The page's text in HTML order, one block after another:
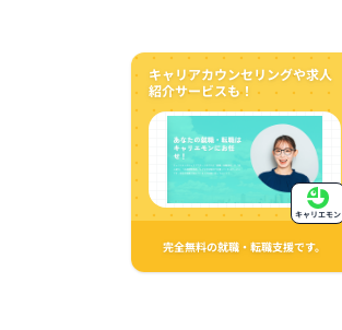
キャリアカウンセリングや求人
紹介サービスも！
完全無料の就職・転職支援です。
キャリエモン